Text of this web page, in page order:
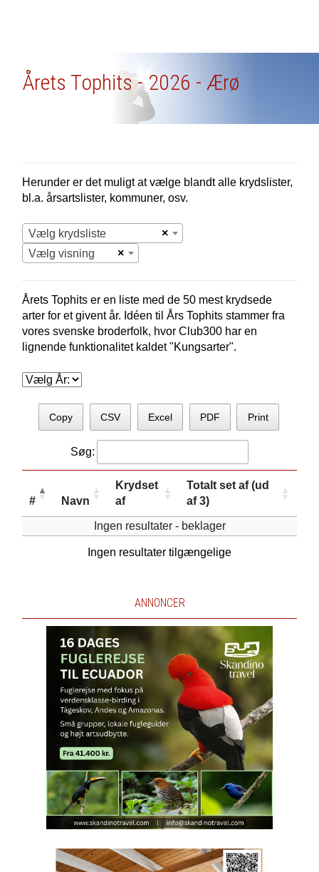
Årets Tophits - 2026 - Ærø
Herunder er det muligt at vælge blandt alle krydslister,
bl.a. årsartslister, kommuner, osv.
×
Vælg krydsliste
×
Vælg visning
Årets Tophits er en liste med de 50 mest krydsede
arter for et givent år. Idéen til Års Tophits stammer fra
vores svenske broderfolk, hvor Club300 har en
lignende funktionalitet kaldet "Kungsarter".
Copy CSV Excel PDF Print
Søg:
# Navn
Krydset
af
Totalt set af (ud
af 3)
Ingen resultater - beklager
Ingen resultater tilgængelige
ANNONCER